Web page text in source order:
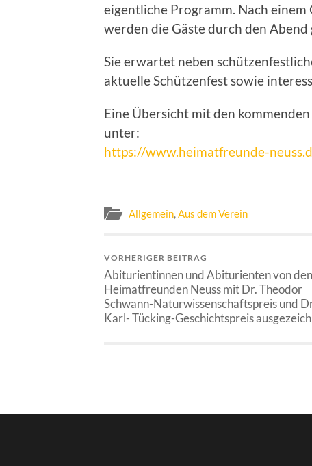
eigentliche Programm. Nach
werden die Gäste durch den Abend
Sie erwartet neben
aktuelle Schützenfest sowie
Eine Übersicht mit den
unter:
https://www.heimatfreunde-
Allgemein,Aus dem Verein
VORHERIGER BEITRAG
Abiturientinnen und Abiturienten von den
Heimatfreunden Neuss mit Dr. Theodor
Schwann-Naturwissenschaftspreis und
Karl- Tücking-Geschichtspreis